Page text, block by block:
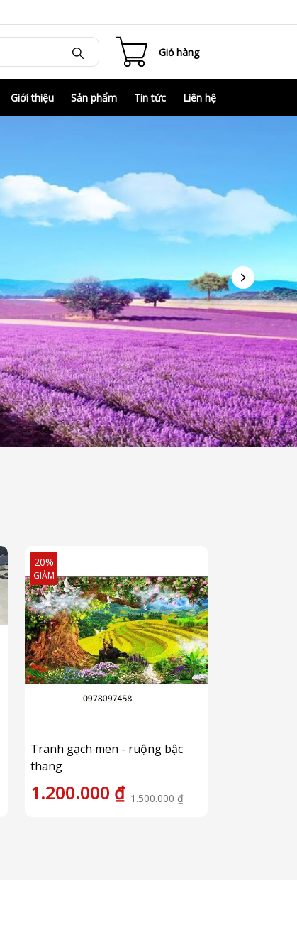
Giỏ hàng
Giới thiệu Sản phẩm Tin tức Liên hệ
Tranh gạch men - ruộng bậc
thang
1.200.000 ₫ 1.500.000 ₫
20%
GIẢM